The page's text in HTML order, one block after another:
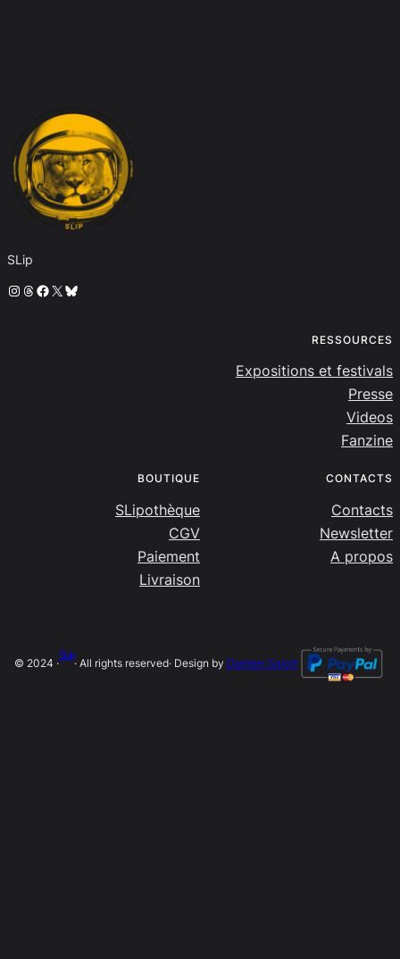
SLip
Instagram
Threads
Facebook
X Bluesky
RESSOURCES
Expositions et festivals
Presse
Videos
Fanzine
BOUTIQUE
SLipothèque
CGV
Paiement
Livraison
CONTACTS
Contacts
Newsletter
A propos
© 2024 ·
SLip
· All rights reserved· Design by Damien Salort